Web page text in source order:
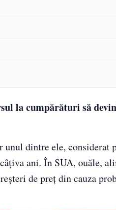
la cumpărături să
dintre ele, considerat
ani. În SUA, ouăle,
de preț din cauza